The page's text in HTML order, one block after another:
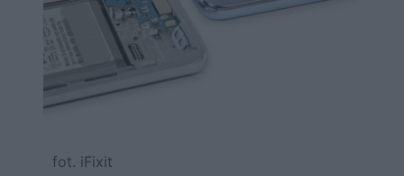
fot. iFixit